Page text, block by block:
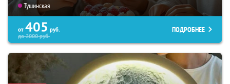
Тушинская
от 405 руб.
до2000руб.
ПОДРОБНЕЕ